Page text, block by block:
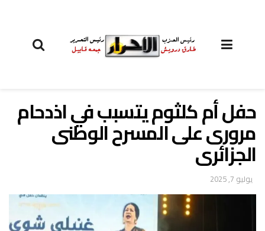
حفل أم كلثوم يتسبب في اذدحام
مرورى على المسرح الوطنى
الجزائرى
يوليو 7, 2025